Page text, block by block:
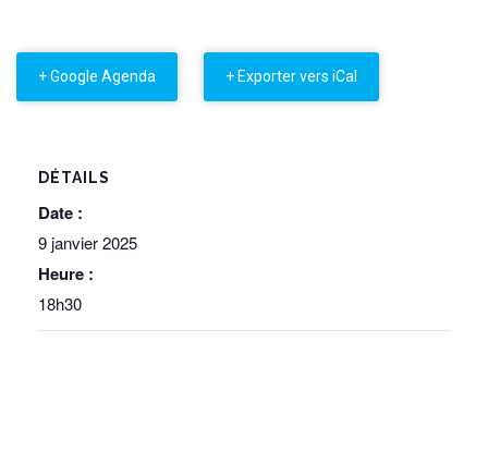
+ Google Agenda + Exporter vers iCal
DÉTAILS
Date :
9 janvier 2025
Heure :
18h30